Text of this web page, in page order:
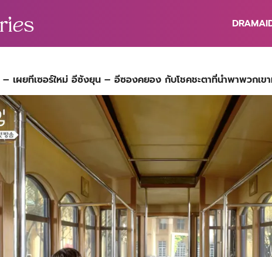
DRAMA
– เผยทีเซอร์ใหม่ อีซังยุน – อีซองคยอง กับโชคชะตาที่นำพาพวกเ